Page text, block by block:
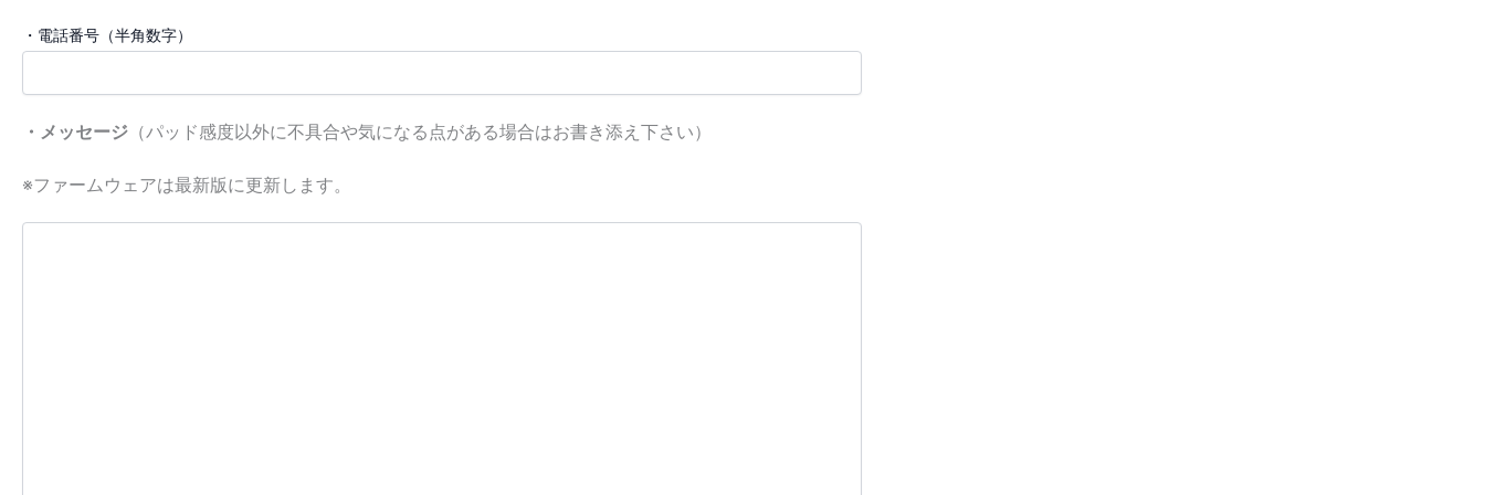
・電話番号（半角数字）
・メッセージ （パッド感度以外に不具合や気になる点がある場合はお書き添え下さい）
※ファームウェアは最新版に更新します。